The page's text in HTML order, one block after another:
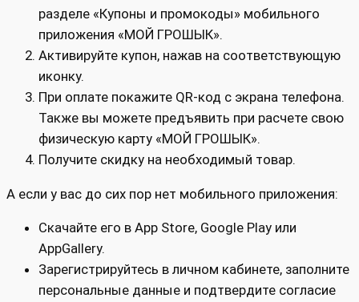
разделе «Купоны и промокоды» мобильного
приложения «МОЙ ГРОШЫК».
Активируйте купон, нажав на соответствующую
иконку.
При оплате покажите QR-код с экрана телефона.
Также вы можете предъявить при расчете свою
физическую карту «МОЙ ГРОШЫК».
Получите скидку на необходимый товар.
А если у вас до сих пор нет мобильного приложения:
Скачайте его в App Store, Google Play или
AppGallery.
Зарегистрируйтесь в личном кабинете, заполните
персональные данные и подтвердите согласие